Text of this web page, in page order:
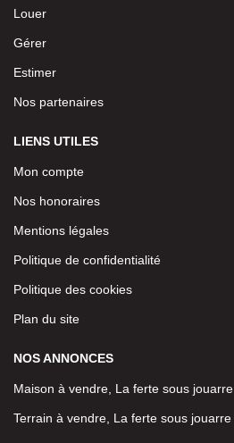
Louer
Gérer
Estimer
Nos partenaires
LIENS UTILES
Mon compte
Nos honoraires
Mentions légales
Politique de confidentialité
Politique des cookies
Plan du site
NOS ANNONCES
Maison à vendre, La ferte sous jouarre
Terrain à vendre, La ferte sous jouarre